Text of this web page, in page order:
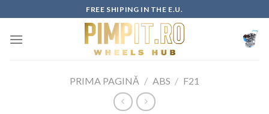
to
content
FREE SHIPING IN THE E.U.
PRIMA PAGINĂ / ABS / F21